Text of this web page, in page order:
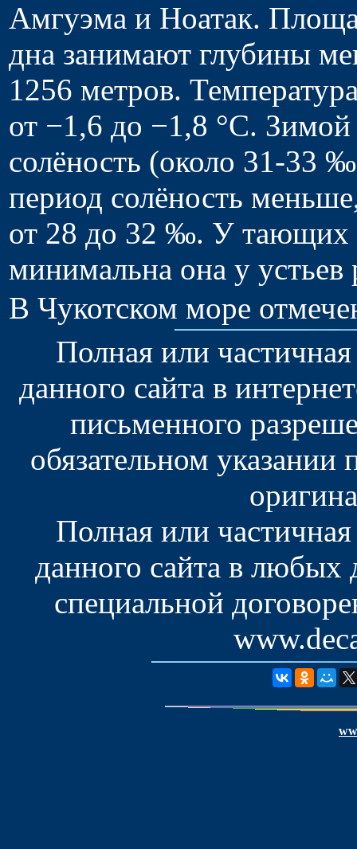
Амгуэма и Ноатак.
дна занимают глубины
1256 метров.
от −1,6 до −1,8 °C.
солёность (около 31-33
период солёность
от 28 до 32 ‰. У тающих
минимальна она у
В Чукотском море
Полная или
данного сайта в
письменного
обязательном
Полная или
данного сайта в
специальной